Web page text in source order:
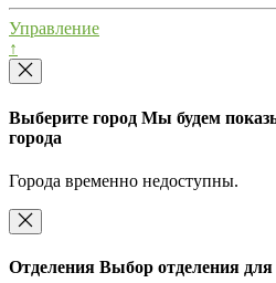
Управление
↑
Выберите город Мы будем
города
Города временно недоступны.
Отделения Выбор отделения для